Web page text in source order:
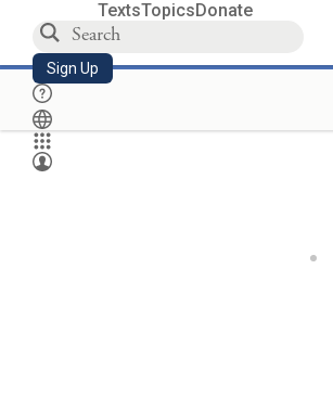
TextsTopicsDonate
Sign Up